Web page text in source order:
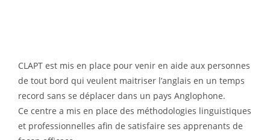
CLAPT est mis en place pour venir en aide aux personnes
de tout bord qui veulent maitriser l’anglais en un temps
record sans se déplacer dans un pays Anglophone.
Ce centre a mis en place des méthodologies linguistiques
et professionnelles afin de satisfaire ses apprenants de